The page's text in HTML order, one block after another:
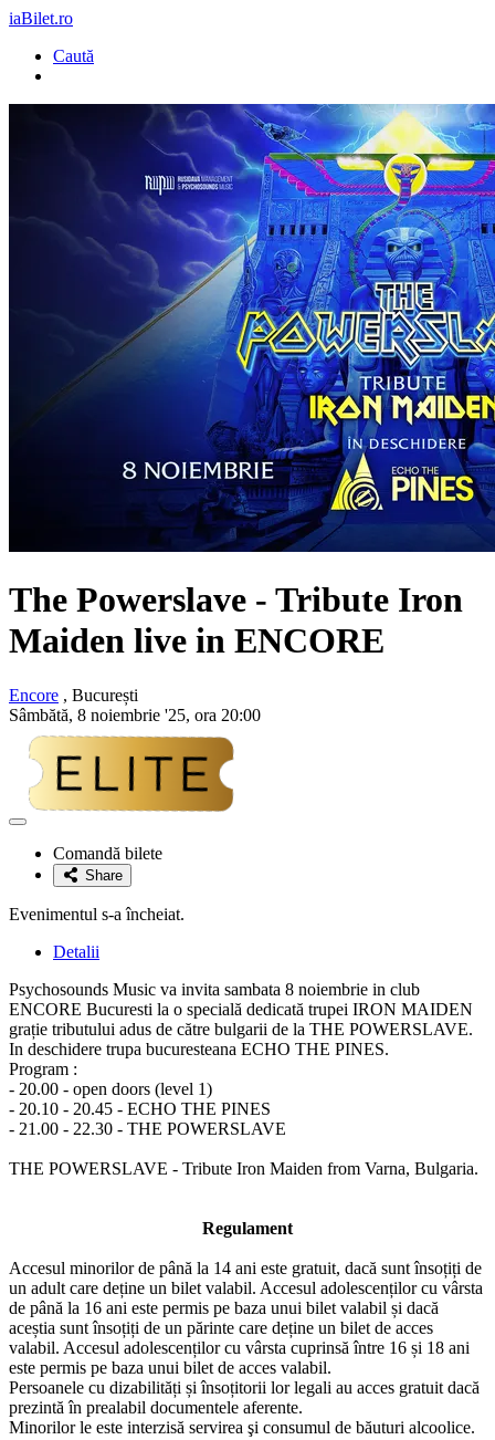
iaBilet.ro
Caută
The Powerslave - Tribute Iron
Maiden live in ENCORE
Encore , București
Sâmbătă, 8 noiembrie '25, ora 20:00
Adaugă
favoriteComandă bilete
Share
Evenimentul s-a încheiat.
Detalii
Psychosounds Music va invita sambata 8 noiembrie in club
ENCORE Bucuresti la o specială dedicată trupei IRON MAIDEN
grație tributului adus de către bulgarii de la THE POWERSLAVE.
In deschidere trupa bucuresteana ECHO THE PINES.
Program :
- 20.00 - open doors (level 1)
- 20.10 - 20.45 - ECHO THE PINES
- 21.00 - 22.30 - THE POWERSLAVE
THE POWERSLAVE - Tribute Iron Maiden from Varna, Bulgaria.
Regulament
Accesul minorilor de până la 14 ani este gratuit, dacă sunt însoțiți de
un adult care deține un bilet valabil. Accesul adolescenților cu vârsta
de până la 16 ani este permis pe baza unui bilet valabil și dacă
aceștia sunt însoțiți de un părinte care deține un bilet de acces
valabil. Accesul adolescenților cu vârsta cuprinsă între 16 și 18 ani
este permis pe baza unui bilet de acces valabil.
Persoanele cu dizabilități și însoțitorii lor legali au acces gratuit dacă
prezintă în prealabil documentele aferente.
Minorilor le este interzisă servirea şi consumul de băuturi alcoolice.